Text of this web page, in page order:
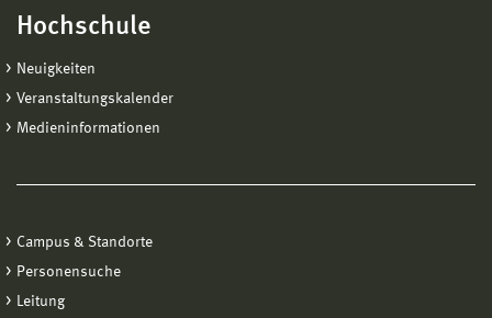
Hochschule
Neuigkeiten
Veranstaltungskalender
Medieninformationen
Campus & Standorte
Personensuche
Leitung